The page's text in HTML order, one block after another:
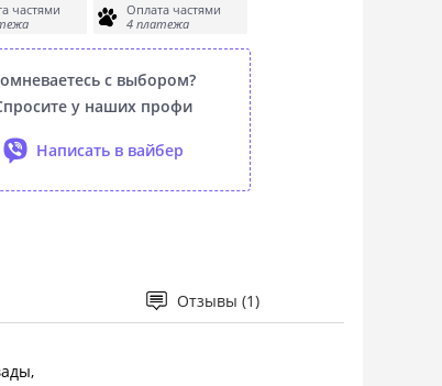
частями
Оплата частями
4 платежа
с выбором?
у наших профи
Написать в вайбер
Отзывы (1)